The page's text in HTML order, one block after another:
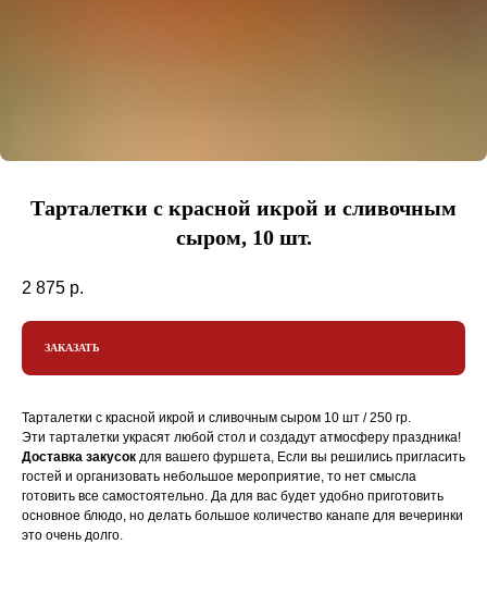
Тарталетки с красной икрой и сливочным
сыром, 10 шт.
2 875 р.
ЗАКАЗАТЬ
Тарталетки с красной икрой и сливочным сыром 10 шт / 250 гр.
Эти тарталетки украсят любой стол и создадут атмосферу праздника!
Доставка закусок для вашего фуршета, Если вы решились пригласить
гостей и организовать небольшое мероприятие, то нет смысла
готовить все самостоятельно. Да для вас будет удобно приготовить
основное блюдо, но делать большое количество канапе для вечеринки
это очень долго.